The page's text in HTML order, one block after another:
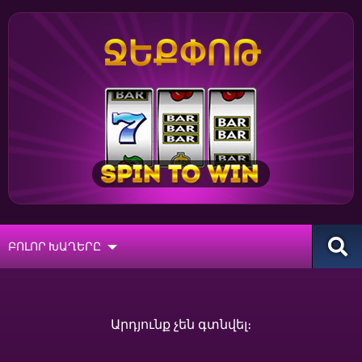
ՋԵՔՓՈԹ
ԲՈԼՈՐ ԽԱՂԵՐԸ
Արդյունք չեն գտնվել։